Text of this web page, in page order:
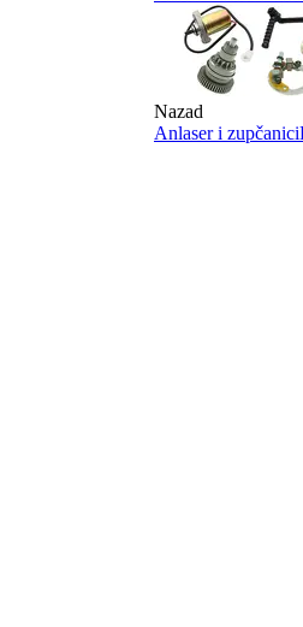
Nazad
Anlaser i zupčanici